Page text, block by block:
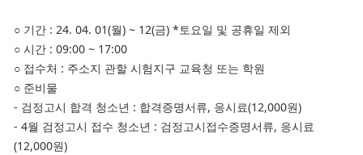
○ 기간 : 24. 04. 01(월) ~ 12(금) *토요일 및 공휴일 제외
○ 시간 : 09:00 ~ 17:00
○ 접수처 : 주소지 관할 시험지구 교육청 또는 학원
○ 준비물
- 검정고시 합격 청소년 : 합격증명서류, 응시료(12,000원)
- 4월 검정고시 접수 청소년 : 검정고시접수증명서류, 응시료
(12,000원)